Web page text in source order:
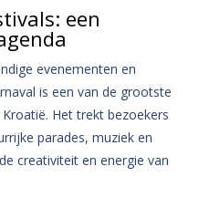
een
evenementen en
is een van de grootste
Het trekt bezoekers
parades, muziek en
creativiteit en energie van